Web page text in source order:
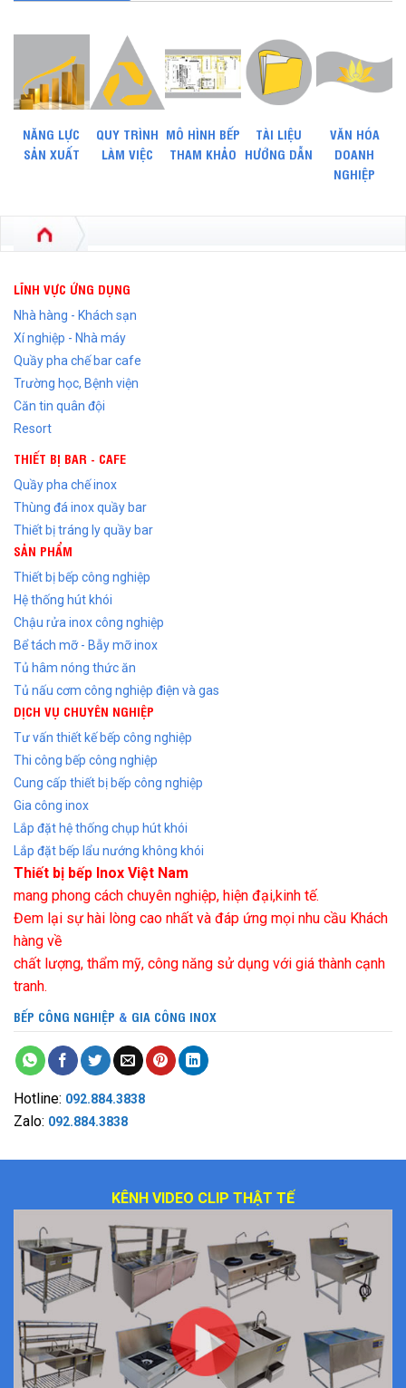
NĂNG LỰC
SẢN XUẤT
QUY TRÌNH
LÀM VIỆC
MÔ HÌNH BẾP
THAM KHẢO
TÀI LIỆU
HƯỚNG DẪN
VĂN HÓA
DOANH
NGHIỆP
LĨNH VỰC ỨNG DỤNG
Nhà hàng - Khách sạn
Xí nghiệp - Nhà máy
Quầy pha chế bar cafe
Trường học, Bệnh viện
Căn tin quân đội
Resort
THIẾT BỊ BAR - CAFE
Quầy pha chế inox
Thùng đá inox quầy bar
Thiết bị tráng ly quầy bar
SẢN PHẨM
Thiết bị bếp công nghiệp
Hệ thống hút khói
Chậu rửa inox công nghiệp
Bể tách mỡ - Bẫy mỡ inox
Tủ hâm nóng thức ăn
Tủ nấu cơm công nghiệp điện và gas
DỊCH VỤ CHUYÊN NGHIỆP
Tư vấn thiết kế bếp công nghiệp
Thi công bếp công nghiệp
Cung cấp thiết bị bếp công nghiệp
Gia công inox
Lắp đặt hệ thống chụp hút khói
Lắp đặt bếp lẩu nướng không khói
Thiết bị bếp Inox Việt Nam
mang phong cách chuyên nghiệp, hiện đại,kinh tế.
Đem lại sự hài lòng cao nhất và đáp ứng mọi nhu cầu Khách
hàng về
chất lượng, thẩm mỹ, công năng sử dụng với giá thành cạnh
tranh.
BẾP CÔNG NGHIỆP & GIA CÔNG INOX
Hotline: 092.884.3838
Zalo: 092.884.3838
KÊNH VIDEO CLIP THẬT TẾ